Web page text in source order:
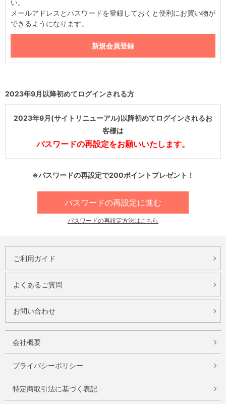
い。
メールアドレスとパスワードを登録しておくと便利にお買い物が
できるようになります。
2023年9月以降初めてログインされる方
2023年9月(サイトリニューアル)以降初めてログインされるお
客様は
パスワードの再設定をお願いいたします。
※パスワードの再設定で200ポイントプレゼント！
パスワードの再設定に進む
パスワードの再設定方法はこちら
ご利用ガイド
よくあるご質問
お問い合わせ
会社概要
プライバシーポリシー
特定商取引法に基づく表記